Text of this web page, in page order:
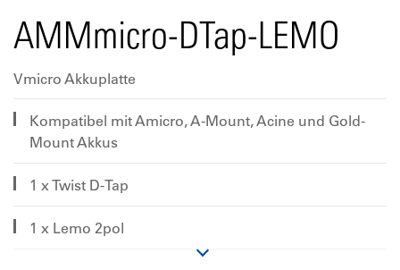
AMMmicro-DTap-LEMO
Vmicro Akkuplatte
Kompatibel mit Amicro, A-Mount, Acine und Gold-
Mount Akkus
1 x Twist D-Tap
1 x Lemo 2pol